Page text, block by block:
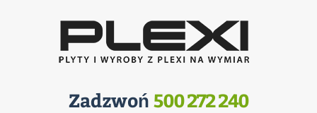
Zadzwoń 500 272 240